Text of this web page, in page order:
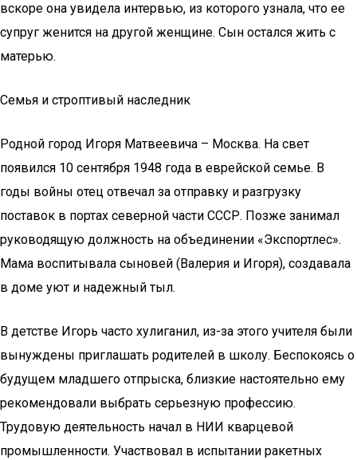
вскоре она увидела интервью, из которого узнала, что ее
супруг женится на другой женщине. Сын остался жить с
матерью.
Семья и строптивый наследник
Родной город Игоря Матвеевича – Москва. На свет
появился 10 сентября 1948 года в еврейской семье. В
годы войны отец отвечал за отправку и разгрузку
поставок в портах северной части СССР. Позже занимал
руководящую должность на объединении «Экспортлес».
Мама воспитывала сыновей (Валерия и Игоря), создавала
в доме уют и надежный тыл.
В детстве Игорь часто хулиганил, из-за этого учителя были
вынуждены приглашать родителей в школу. Беспокоясь о
будущем младшего отпрыска, близкие настоятельно ему
рекомендовали выбрать серьезную профессию.
Трудовую деятельность начал в НИИ кварцевой
промышленности. Участвовал в испытании ракетных